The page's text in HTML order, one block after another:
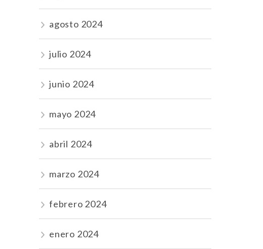
agosto 2024
julio 2024
junio 2024
mayo 2024
abril 2024
marzo 2024
febrero 2024
enero 2024